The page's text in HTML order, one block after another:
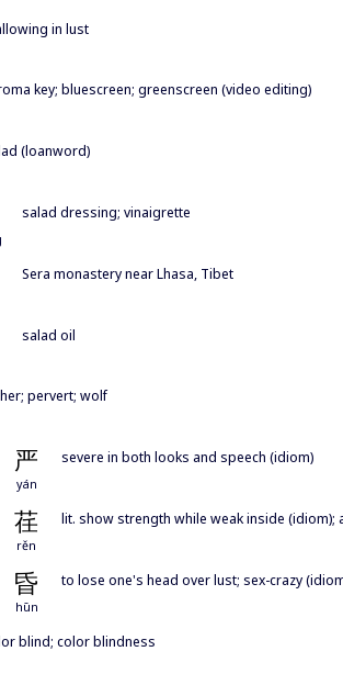
in lust
key; bluescreen; greenscreen (video editing)
(loanword)
salad dressing; vinaigrette
Sera monastery near Lhasa, Tibet
salad oil
pervert; wolf
严
yán
severe in both looks and speech (idiom)
荏
rěn
lit. show strength while weak inside
昏
hūn
to lose one's head over lust; sex-crazy
blind; color blindness